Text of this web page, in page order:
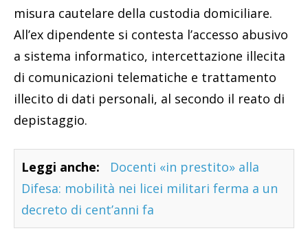
misura cautelare della custodia domiciliare.
All’ex dipendente si contesta l’accesso abusivo
a sistema informatico, intercettazione illecita
di comunicazioni telematiche e trattamento
illecito di dati personali, al secondo il reato di
depistaggio.
Leggi anche:
Docenti «in prestito» alla
Difesa: mobilità nei licei militari ferma a un
decreto di cent’anni fa